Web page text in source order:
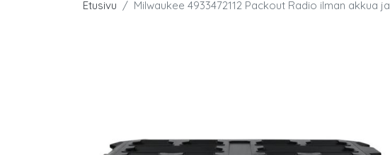
Etusivu Milwaukee 4933472112 Packout Radio ilman akkua